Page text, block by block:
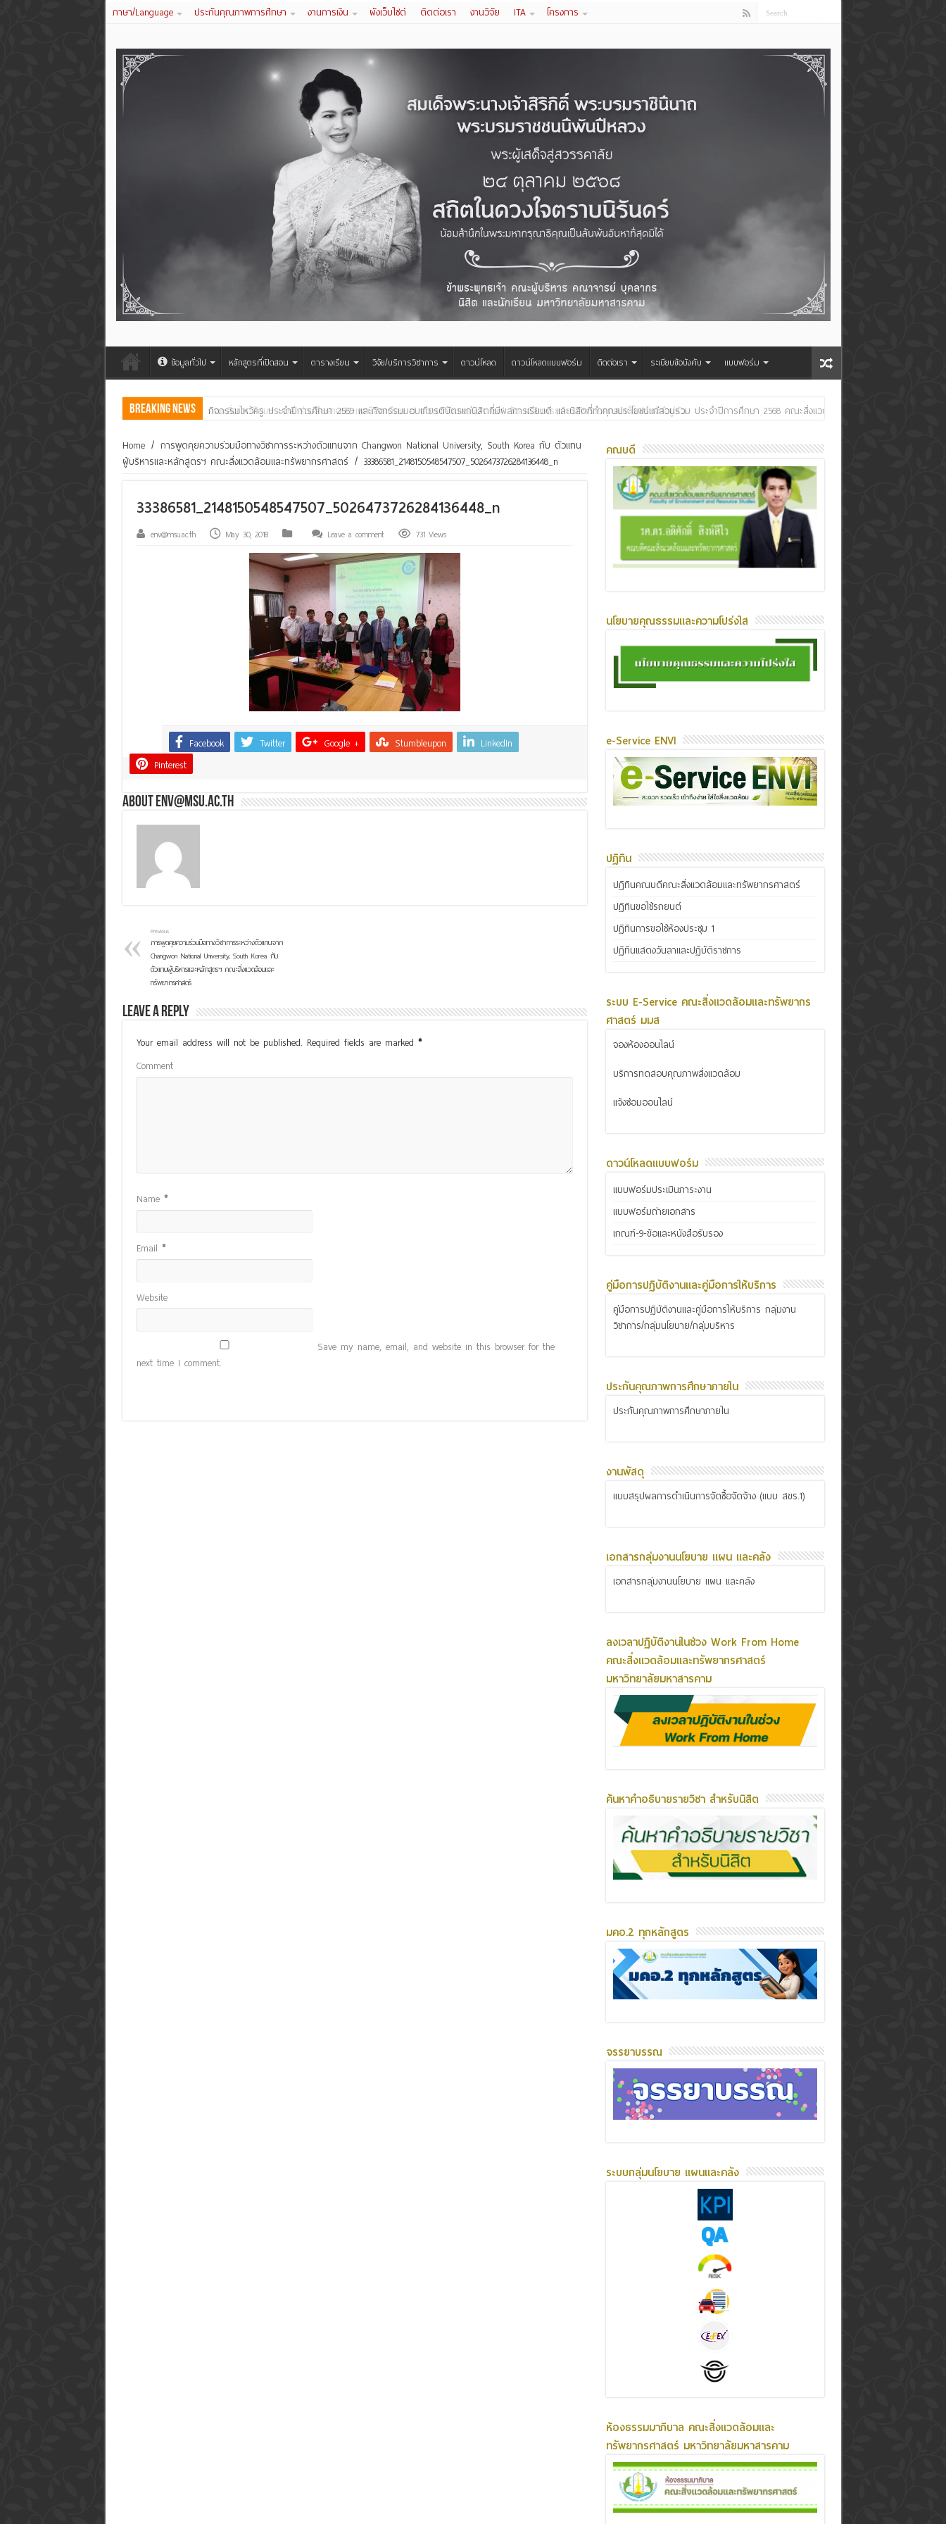
ภาษา/Language ประกันคุณภาพการศึกษา งานการเงิน ผังเว็บไซต์ ติดต่อเรา งานวิจัย ITA โครงการ
ข้อมูลทั่วไป หลักสูตรที่เปิดสอน ตารางเรียน วิจัย/บริการวิชาการ ดาวน์โหลด ดาวน์โหลดแบบฟอร์ม ติดต่อเรา ระเบียบข้อบังคับ แบบฟอร์ม
Breaking News คณะสิ่งแวดล้อมฯ มมส ร่วมสืบสานประเพณีฮีตเดือน ๘ ถวายเทียนพรรษา ๒๙ วัด เฉลิมพระเกียรติพระบาทสมเด็จพระเจ้าอยู่หัว
Home / การพูดคุยความร่วมมือทางวิชาการระหว่างตัวแทนจาก Changwon National University, South Korea กับ ตัวแทน
ผู้บริหารและหลักสูตรฯ คณะสิ่งแวดล้อมและทรัพยากรศาสตร์ / 33386581_2148150548547507_5026473726284136448_n
33386581_2148150548547507_5026473726284136448_n
env@msu.ac.th May 30, 2018 Leave a comment 731 Views
Facebook Twitter Google + Stumbleupon
LinkedIn
Pinterest
About env@msu.ac.th
Previous
การพูดคุยความร่วมมือทางวิชาการระหว่างตัวแทนจาก
Changwon National University, South Korea กับ
ตัวแทนผู้บริหารและหลักสูตรฯ คณะสิ่งแวดล้อมและ
ทรัพยากรศาสตร์
Leave a Reply
Your email address will not be published. Required fields are marked *
Comment
Name *
Email *
Website
Save my name, email, and website in this browser for the
next time I comment.
คณบดี
นโยบายคุณธรรมและความโปร่งใส
e-Service ENVI
ปฏิทิน
ปฏิทินคณบดีคณะสิ่งแวดล้อมและทรัพยากรศาสตร์
ปฏิทินขอใช้รถยนต์
ปฏิทินการขอใช้ห้องประชุม 1
ปฏิทินแสดงวันลาและปฏิบัติราชการ
ระบบ E-Service คณะสิ่งแวดล้อมและทรัพยากร
ศาสตร์ มมส
จองห้องออนไลน์
บริการทดสอบคุณภาพสิ่งแวดล้อม
แจ้งซ่อมออนไลน์
ดาวน์โหลดแบบฟอร์ม
แบบฟอร์มประเมินภาระงาน
แบบฟอร์มถ่ายเอกสาร
เกณฑ์-9-ข้อและหนังสือรับรอง
คู่มือการปฏิบัติงานและคู่มือการให้บริการ
คู่มือการปฏิบัติงานและคู่มือการให้บริการ กลุ่มงาน
วิชาการ/กลุ่มนโยบาย/กลุ่มบริหาร
ประกันคุณภาพการศึกษาภายใน
ประกันคุณภาพการศึกษาภายใน
งานพัสดุ
แบบสรุปผลการดำเนินการจัดซื้อจัดจ้าง (แบบ สขร.1)
เอกสารกลุ่มงานนโยบาย แผน และคลัง
เอกสารกลุ่มงานนโยบาย แผน และคลัง
ลงเวลาปฏิบัติงานในช่วง Work From Home
คณะสิ่งแวดล้อมและทรัพยากรศาสตร์
มหาวิทยาลัยมหาสารคาม
ค้นหาคำอธิบายรายวิชา สำหรับนิสิต
มคอ.2 ทุกหลักสูตร
จรรยาบรรณ
ระบบกลุ่มนโยบาย แผนและคลัง
ห้องธรรมมาภิบาล คณะสิ่งแวดล้อมและ
ทรัพยากรศาสตร์ มหาวิทยาลัยมหาสารคาม